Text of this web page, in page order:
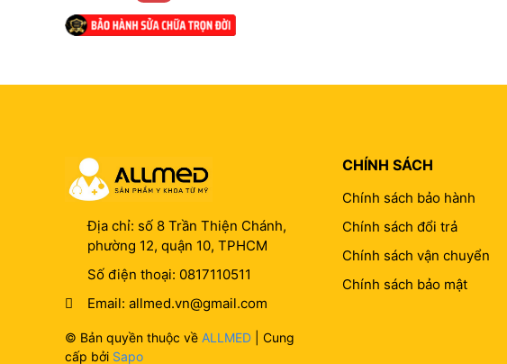
Địa chỉ: số 8 Trần Thiện Chánh,
phường 12, quận 10, TPHCM
Số điện thoại: 0817110511
Email: allmed.vn@gmail.com
© Bản quyền thuộc về ALLMED | Cung
cấp bởi Sapo
CHÍNH SÁCH
Chính sách bảo hành
Chính sách đổi trả
Chính sách vận chuyển
Chính sách bảo mật